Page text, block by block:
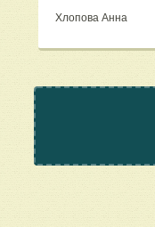
Хлопова Анна